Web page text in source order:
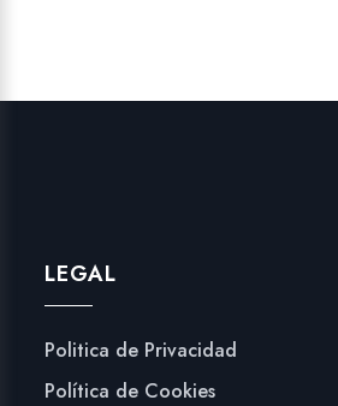
LEGAL
Politica de Privacidad
Política de Cookies